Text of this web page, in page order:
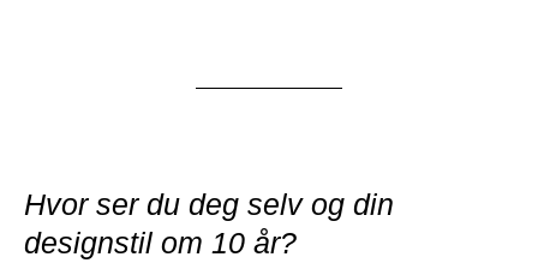
Hvor ser du deg selv og din
designstil om 10 år?